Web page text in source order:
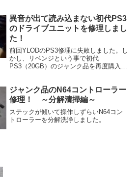
たです。( ﾟдﾟ)ｳﾑそれで今回は記事の進
行や容量の都合で...
異音が出て読み込まない初代PS3
のドライブユニットを修理しまし
た！
前回YLODのPS3修理に失敗しました。し
かし、リベンジという事で初代
PS3（20GB）のジャンク品を再度購入！
ジャンク品のN64コントローラー
修理！ ～分解清掃編～
ステックが傾いて操作しずらいN64コン
トローラーを分解洗浄しました。